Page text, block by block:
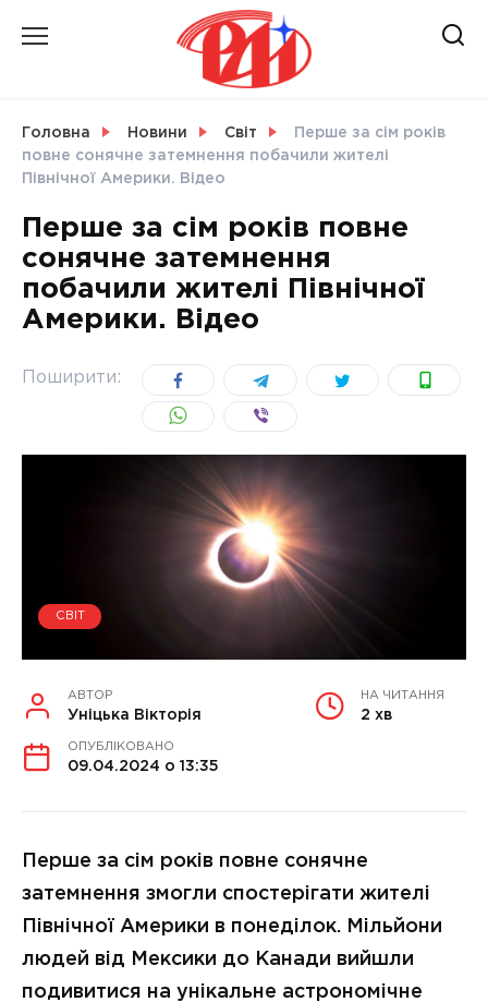
СВІТ
УКРАЇНА
Головна Новини Світ
Перше за сім років
повне сонячне затемнення побачили жителі
Північної Америки. Відео
Перше за сім років повне
сонячне затемнення
побачили жителі Північної
Америки. Відео
Поширити:
СВІТ
АВТОР
Уніцька Вікторія
НА ЧИТАННЯ
2 хв
ОПУБЛІКОВАНО
09.04.2024 о 13:35
Перше за сім років повне сонячне
затемнення змогли спостерігати жителі
Північної Америки в понеділок. Мільйони
людей від Мексики до Канади вийшли
подивитися на унікальне астрономічне